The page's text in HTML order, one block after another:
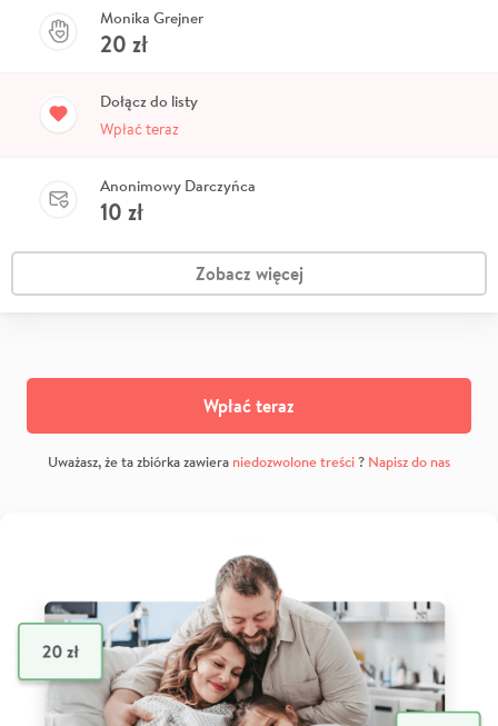
Monika Grejner
20 zł
Dołącz do listy
Wpłać teraz
Anonimowy Darczyńca
10 zł
Zobacz więcej
Wpłać teraz
Uważasz, że ta zbiórka zawiera niedozwolone treści? Napisz do nas